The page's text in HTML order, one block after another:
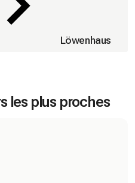
Löwenhaus
les plus proches